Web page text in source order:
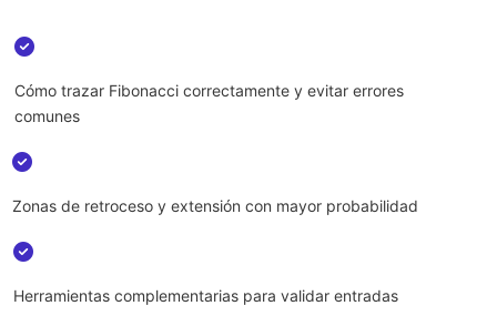
Cómo trazar Fibonacci correctamente y evitar errores
comunes
Zonas de retroceso y extensión con mayor probabilidad
Herramientas complementarias para validar entradas